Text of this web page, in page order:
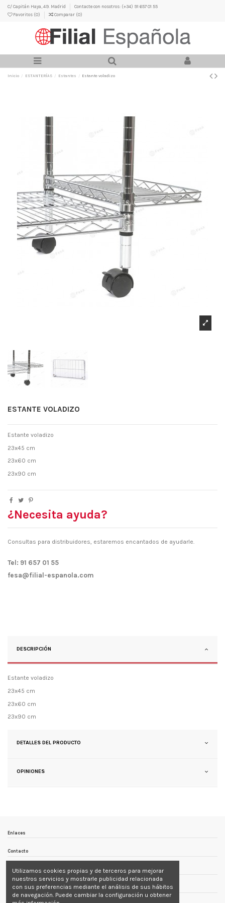
C/ Capitán Haya, 49. Madrid
Contacte con nosotros: (+34) 91 657 01 55
Favoritos (0) Comparar (0)
Inicio ESTANTERÍAS Estantes Estante voladizo
ESTANTE VOLADIZO
Estante voladizo
23x45 cm
23x60 cm
23x90 cm
¿Necesita ayuda?
Consultas para distribuidores, estaremos encantados de ayudarle.
Tel: 91 657 01 55
fesa@filial-espanola.com
DESCRIPCIÓN
Estante voladizo
23x45 cm
23x60 cm
23x90 cm
DETALLES DEL PRODUCTO
OPINIONES
Enlaces
Contacto
Follow us
Newsletter
Utilizamos cookies propias y de terceros para mejorar
nuestros servicios y mostrarle publicidad relacionada
con sus preferencias mediante el análisis de sus hábitos
de navegación. Puede cambiar la configuración u obtener